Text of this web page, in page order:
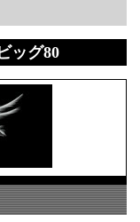
ッグ80